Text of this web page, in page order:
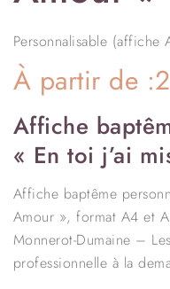
Personnalisable (affiche
À partir de :
Affiche
« En toi j’ai
Affiche baptême
Amour », format A4 et
Monnerot-Dumaine –
professionnelle à la